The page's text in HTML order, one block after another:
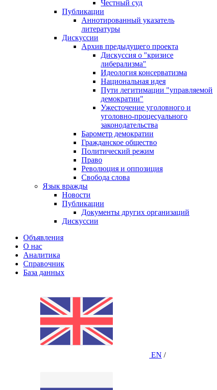
Честный суд
Публикации
Аннотированный указатель
литературы
Дискуссии
Архив предыдущего проекта
Дискуссия о "кризисе
либерализма"
Идеология консерватизма
Национальная идея
Пути легитимации "управляемой
демократии"
Ужесточение уголовного и
уголовно-процесуального
законодательства
Барометр демократии
Гражданское общество
Политический режим
Право
Революция и оппозиция
Свобода слова
Язык вражды
Новости
Публикации
Документы других организаций
Дискуссии
Объявления
О нас
Аналитика
Справочник
База данных
EN /